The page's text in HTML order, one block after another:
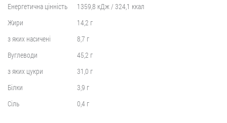
Енергетична цінність
1359,8 кДж / 324,1 ккал
Жири
14,2 г
з яких насичені
8,7 г
Вуглеводи
45,2 г
з яких цукри
31,0 г
Білки
3,9 г
Сіль
0,4 г